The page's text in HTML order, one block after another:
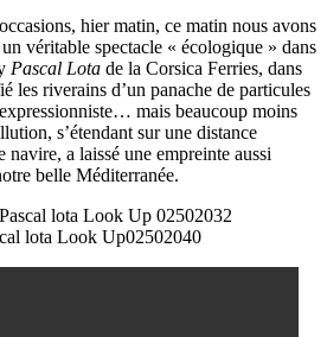
hier matin, ce matin nous avons
véritable spectacle « écologique » dans
Pascal Lota de la Corsica Ferries, dans
les riverains d’un panache de particules
mais beaucoup moins
s’étendant sur une distance
navire, a laissé une empreinte aussi
belle Méditerranée.